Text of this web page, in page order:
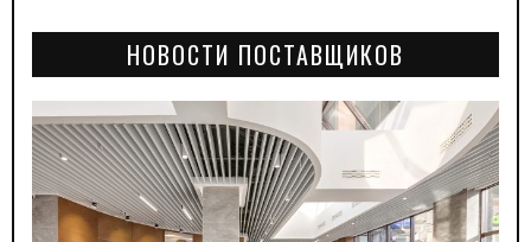
НОВОСТИ ПОСТАВЩИКОВ